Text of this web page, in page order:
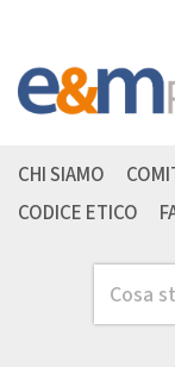
Cerca
CHI SIAMO
CODICE ETICO